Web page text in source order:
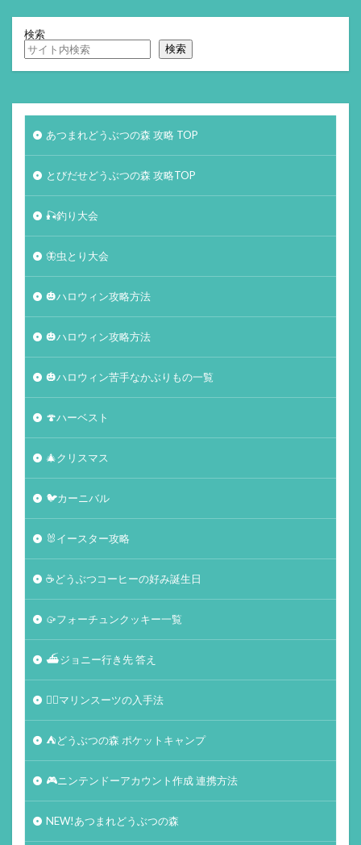
検索
検索
あつまれどうぶつの森 攻略 TOP
とびだせどうぶつの森 攻略TOP
🎣釣り大会
🦋虫とり大会
🎃ハロウィン攻略方法
🎃ハロウィン攻略方法
🎃ハロウィン苦手なかぶりもの一覧
🍄ハーベスト
🎄クリスマス
🐦カーニバル
🐰イースター攻略
☕️どうぶつコーヒーの好み誕生日
🥠フォーチュンクッキー一覧
⛴ジョニー行き先 答え
🏄‍♀️マリンスーツの入手法
⛺どうぶつの森 ポケットキャンプ
🎮ニンテンドーアカウント作成 連携方法
NEW!あつまれどうぶつの森